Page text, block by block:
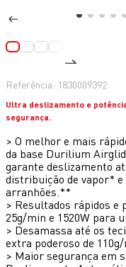
Referência: 1830009392
Ultra deslizamento e
segurança.
> O melhor e mais
da base Durilium
garante deslizamento
distribuição de vapor*
arranhões.**
> Resultados rápidos e
25g/min e 1520W para
> Desamassa até os
extra poderoso de 110g/
> Maior segurança em
7º
jogo
8º
10º